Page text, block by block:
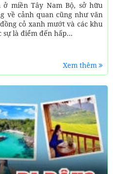
miền Tây Nam Bộ, sở hữu
về cảnh quan cũng như văn
cỏ xanh mướt và các khu
là điểm đến hấp...
Xem thêm